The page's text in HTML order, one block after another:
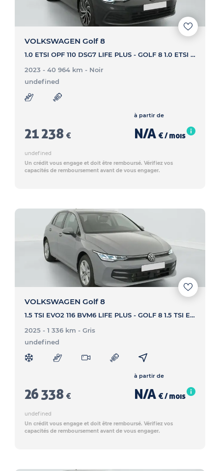
VOLKSWAGEN Golf 8
1.0 ETSI OPF 110 DSG7 LIFE PLUS - GOLF 8 1.0 ETSI OPF 110 DSG7 LIFE PLUS
2023 - 40 964 km - Noir
undefined
21 238 €
à partir de
N/A € / mois
undefined
Un crédit vous engage et doit être remboursé. Vérifiez vos
capacités de remboursement avant de vous engager.
VOLKSWAGEN Golf 8
1.5 TSI EVO2 116 BVM6 LIFE PLUS - GOLF 8 1.5 TSI EVO2 116 BVM6 LIFE PLUS
2025 - 1 336 km - Gris
undefined
26 338 €
à partir de
N/A € / mois
undefined
Un crédit vous engage et doit être remboursé. Vérifiez vos
capacités de remboursement avant de vous engager.